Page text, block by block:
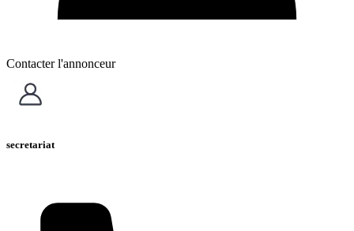
Contacter l'annonceur
secretariat